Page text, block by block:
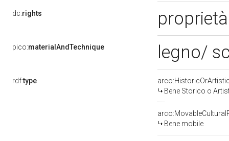
dc:rights
pico:materialAndTechnique legno/
rdf:type
Bene Storico o
Bene mobile